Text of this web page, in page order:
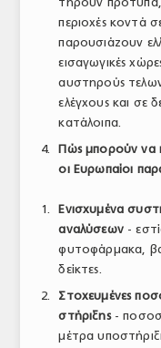
περιοχές κοντά
παρουσιάζουν
εισαγωγικές
αυστηρούς
ελέγχους και σε
κατάλοιπα.
Πώς μπορούν να
οι Ευρωπαίοι
Ενισχυμένα
αναλύσεων-
φυτοφάρμακα,
δείκτες.
Στοχευμένες
στήριξης-
μέτρα